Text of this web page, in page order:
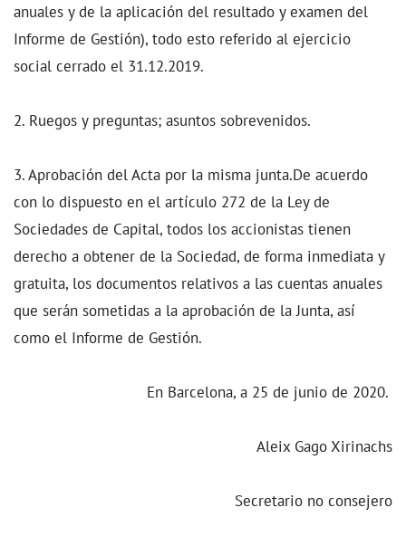
anuales y de la aplicación del resultado y examen del
Informe de Gestión), todo esto referido al ejercicio
social cerrado el 31.12.2019.
2. Ruegos y preguntas; asuntos sobrevenidos.
3. Aprobación del Acta por la misma junta.De acuerdo
con lo dispuesto en el artículo 272 de la Ley de
Sociedades de Capital, todos los accionistas tienen
derecho a obtener de la Sociedad, de forma inmediata y
gratuita, los documentos relativos a las cuentas anuales
que serán sometidas a la aprobación de la Junta, así
como el Informe de Gestión.
En Barcelona, a 25 de junio de 2020.
Aleix Gago Xirinachs
Secretario no consejero